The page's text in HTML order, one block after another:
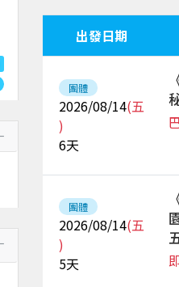
出發日期
團體
2026/08/14(五
)
6天
團體
2026/08/14(五
)
5天